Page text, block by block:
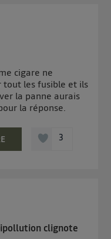
cigare ne
les fusible et ils
la panne aurais
la réponse.
3
clignote